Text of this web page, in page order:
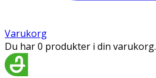
Varukorg
Du har 0 produkter i din varukorg.